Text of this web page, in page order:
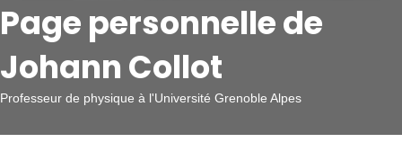
Page personnelle de
Johann Collot
Professeur de physique à l'Université Grenoble Alpes